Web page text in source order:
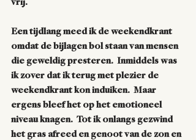
vrij.
Een tijdlang meed ik de weekendkrant
omdat de bijlagen bol staan van mensen
die geweldig presteren.  Inmiddels was
ik zover dat ik terug met plezier de
weekendkrant kon induiken.  Maar
ergens bleef het op het emotioneel
niveau knagen.  Tot ik onlangs gezwind
het gras afreed en genoot van de zon en